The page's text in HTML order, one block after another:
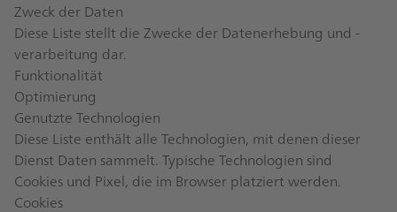
Zweck der Daten
Diese Liste stellt die Zwecke der Datenerhebung und -
verarbeitung dar.
Funktionalität
Optimierung
Genutzte Technologien
Diese Liste enthält alle Technologien, mit denen dieser
Dienst Daten sammelt. Typische Technologien sind
Cookies und Pixel, die im Browser platziert werden.
Cookies